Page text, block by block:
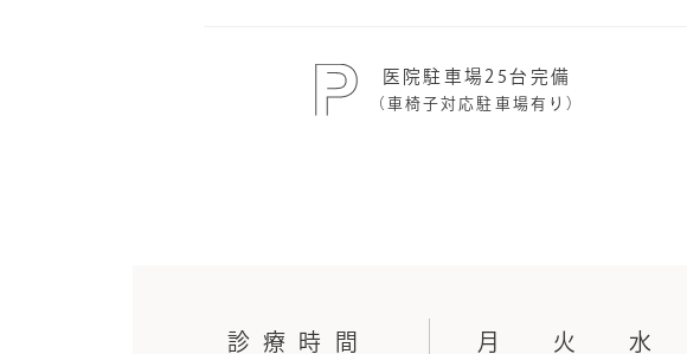
医院駐車場25台完備
（車椅子対応駐車場有り）
診療時間 月 火 水